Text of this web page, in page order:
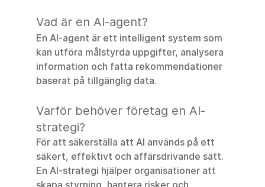
Vad är en AI-agent?
En AI-agent är ett intelligent system som
kan utföra målstyrda uppgifter, analysera
information och fatta rekommendationer
baserat på tillgänglig data.
Varför behöver företag en AI-
strategi?
För att säkerställa att AI används på ett
säkert, effektivt och affärsdrivande sätt.
En AI-strategi hjälper organisationer att
skapa styrning, hantera risker och